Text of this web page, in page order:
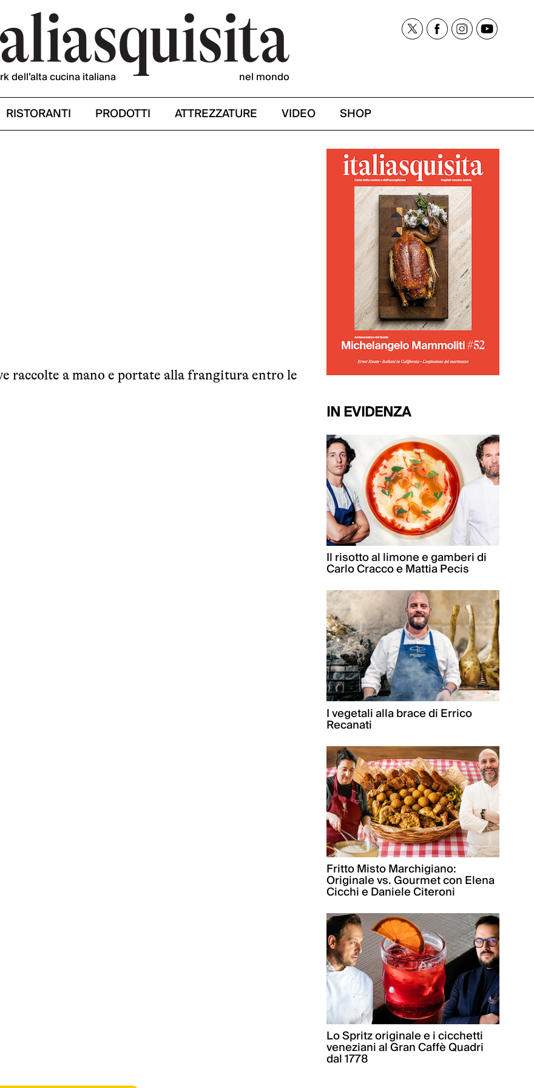
dell’alta cucina italiana nel mondo
RISTORANTI PRODOTTI ATTREZZATURE VIDEO SHOP
raccolte a mano e portate alla frangitura entro le
IN EVIDENZA
Il risotto al limone e gamberi di
Carlo Cracco e Mattia Pecis
I vegetali alla brace di Errico
Recanati
Fritto Misto Marchigiano:
Originale vs. Gourmet con Elena
Cicchi e Daniele Citeroni
Lo Spritz originale e i cicchetti
veneziani al Gran Caffè Quadri
dal 1778